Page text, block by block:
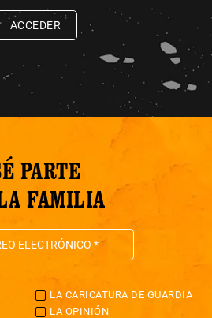
ACCEDER
PARTE
FAMILIA
LA CARICATURA DE GUARDIA
LA OPINIÓN